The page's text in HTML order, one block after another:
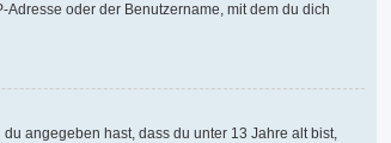
oder der Benutzername, mit dem du dich
du angegeben hast, dass du unter 13 Jahre alt bist,